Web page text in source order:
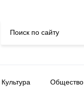
Культура Общество